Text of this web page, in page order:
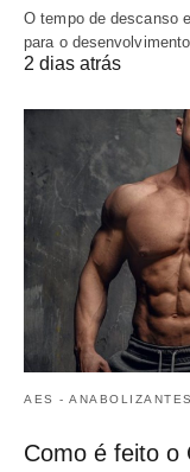
O tempo de descanso
para o
2 dias atrás
AES -
Como é feito o